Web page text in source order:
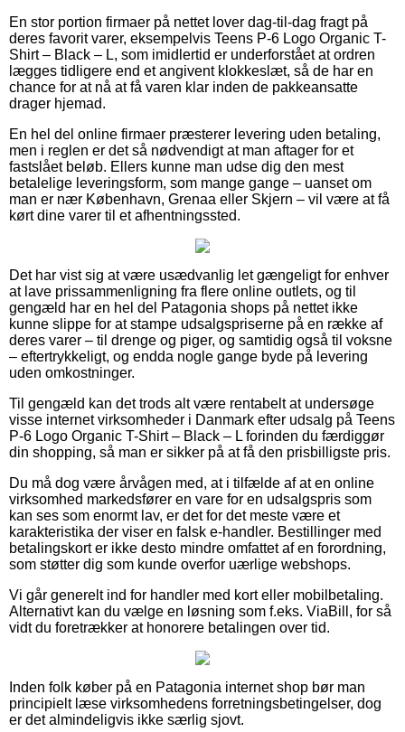
En stor portion firmaer på nettet lover dag-til-dag fragt på
deres favorit varer, eksempelvis Teens P-6 Logo Organic T-
Shirt – Black – L, som imidlertid er underforstået at ordren
lægges tidligere end et angivent klokkeslæt, så de har en
chance for at nå at få varen klar inden de pakkeansatte
drager hjemad.
En hel del online firmaer præsterer levering uden betaling,
men i reglen er det så nødvendigt at man aftager for et
fastslået beløb. Ellers kunne man udse dig den mest
betalelige leveringsform, som mange gange – uanset om
man er nær København, Grenaa eller Skjern – vil være at få
kørt dine varer til et afhentningssted.
Det har vist sig at være usædvanlig let gængeligt for enhver
at lave prissammenligning fra flere online outlets, og til
gengæld har en hel del Patagonia shops på nettet ikke
kunne slippe for at stampe udsalgspriserne på en række af
deres varer – til drenge og piger, og samtidig også til voksne
– eftertrykkeligt, og endda nogle gange byde på levering
uden omkostninger.
Til gengæld kan det trods alt være rentabelt at undersøge
visse internet virksomheder i Danmark efter udsalg på Teens
P-6 Logo Organic T-Shirt – Black – L forinden du færdiggør
din shopping, så man er sikker på at få den prisbilligste pris.
Du må dog være årvågen med, at i tilfælde af at en online
virksomhed markedsfører en vare for en udsalgspris som
kan ses som enormt lav, er det for det meste være et
karakteristika der viser en falsk e-handler. Bestillinger med
betalingskort er ikke desto mindre omfattet af en forordning,
som støtter dig som kunde overfor uærlige webshops.
Vi går generelt ind for handler med kort eller mobilbetaling.
Alternativt kan du vælge en løsning som f.eks. ViaBill, for så
vidt du foretrækker at honorere betalingen over tid.
Inden folk køber på en Patagonia internet shop bør man
principielt læse virksomhedens forretningsbetingelser, dog
er det almindeligvis ikke særlig sjovt.